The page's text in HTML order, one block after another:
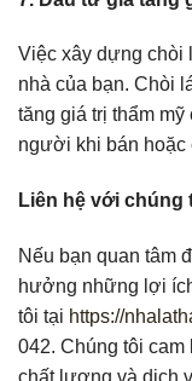
Việc xây dựng chòi
nhà của bạn. Chòi
tăng giá trị thẩm
người khi bán hoặc
Liên hệ với chúng
Nếu bạn quan tâm
hưởng những lợi
tôi tại https://
042. Chúng tôi cam
chất lượng và dịch